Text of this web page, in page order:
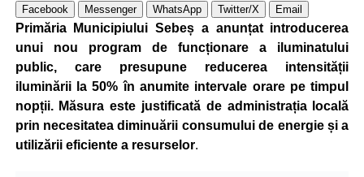
Facebook Messenger WhatsApp Twitter/X Email
Primăria Municipiului Sebeș a anunțat introducerea
unui nou program de funcționare a iluminatului
public, care presupune reducerea intensității
iluminării la 50% în anumite intervale orare pe timpul
nopții. Măsura este justificată de administrația locală
prin necesitatea diminuării consumului de energie și a
utilizării eficiente a resurselor.